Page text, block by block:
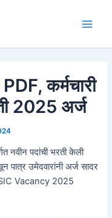
कर्मचारी
2025 अर्ज
नवीन पदांची भरती केली
पात्र उमेदवारांनी अर्ज सादर
Vacancy 2025